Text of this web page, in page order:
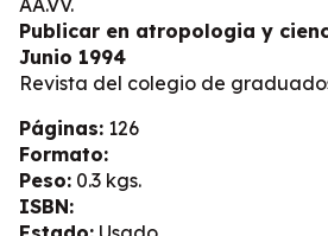
AA.VV.
Publicar en atropologia y
Junio 1994
Revista del colegio de
Páginas: 126
Formato:
Peso: 0.3 kgs.
ISBN: